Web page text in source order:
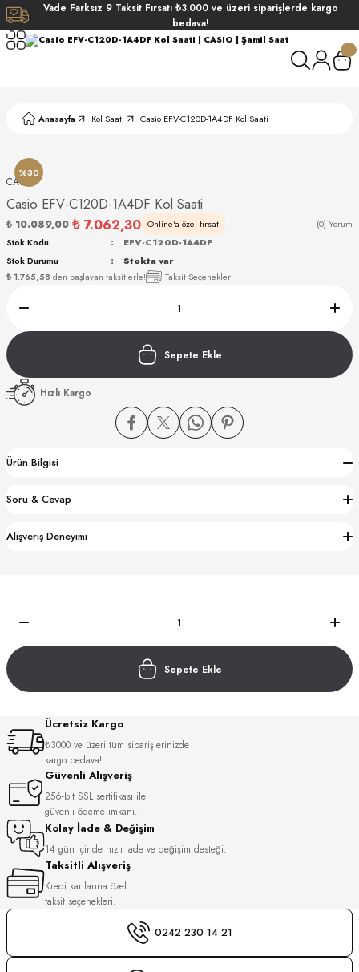
Vade Farksız 9 Taksit Fırsatı ₺3.000 ve üzeri siparişlerde kargo
bedava!
Anasayfa Kol Saati Casio EFV-C120D-1A4DF Kol Saati
%30
CASIO
Casio EFV-C120D-1A4DF Kol Saati
₺ 10.089,00 ₺ 7.062,30 Online'a özel fırsat (0) Yorum
₺ 1.765,58 den başlayan taksitlerle! Taksit Seçenekleri
Stok Kodu
EFV-C120D-1A4DF
Stok Durumu
Stokta var
Sepete Ekle
Hızlı Kargo
Ürün Bilgisi
Soru & Cevap
Alışveriş Deneyimi
Sepete Ekle
Ücretsiz Kargo
₺3000 ve üzeri tüm siparişlerinizde
kargo bedava!
Güvenli Alışveriş
256-bit SSL sertifikası ile
güvenli ödeme imkanı.
Kolay İade & Değişim
14 gün içinde hızlı iade ve değişim desteği.
Taksitli Alışveriş
Kredi kartlarına özel
taksit seçenekleri.
0242 230 14 21